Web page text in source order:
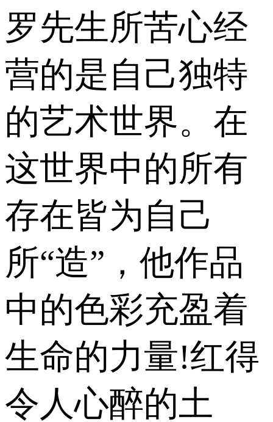
罗先生所苦心经
营的是自己独特
的艺术世界。在
这世界中的所有
存在皆为自己
所“造”，他作品
中的色彩充盈着
生命的力量!红得
令人心醉的土